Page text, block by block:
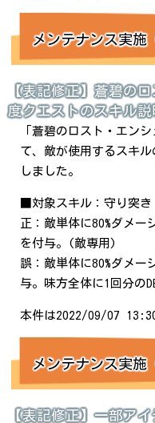
メンテナンス実施
【表記修正】蒼碧の
度クエストのスキル
「蒼碧のロスト・エン
て、敵が使用するスキ
しました。
■対象スキル：守り突き
正：敵単体に80%ダメー
を付与。(敵専用)
誤：敵単体に80%ダメー
与。味方全体に1回分の
本件は2022/09/07
メンテナンス実施
【表記修正】一部ア